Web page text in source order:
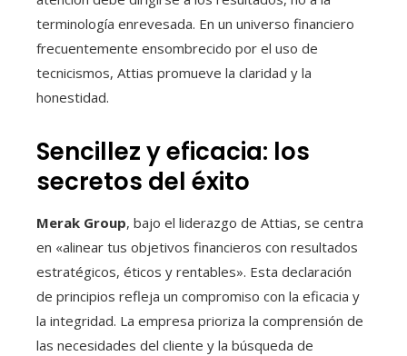
terminología enrevesada. En un universo financiero
frecuentemente ensombrecido por el uso de
tecnicismos, Attias promueve la claridad y la
honestidad.
Sencillez y eficacia: los
secretos del éxito
Merak Group, bajo el liderazgo de Attias, se centra
en «alinear tus objetivos financieros con resultados
estratégicos, éticos y rentables». Esta declaración
de principios refleja un compromiso con la eficacia y
la integridad. La empresa prioriza la comprensión de
las necesidades del cliente y la búsqueda de